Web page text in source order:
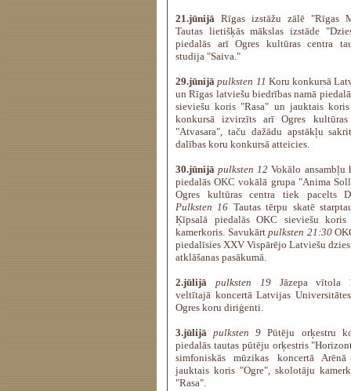
21.jūnijā Rīgas izstāžu zālē "Rīgas
Tautas lietišķās mākslas izstāde
piedalās arī Ogres kultūras centra
studija "Saiva."
29.jūnijā pulksten 11 Koru konkursā
un Rīgas latviešu biedrības namā
sieviešu koris "Rasa" un jauktais
konkursā izvirzīts arī Ogres
"Atvasara", taču dažādu apstākļu
dalības koru konkursā atteicies.
30.jūnijā pulksten 12 Vokālo ansambļu
piedalās OKC vokālā grupa "Anima
Ogres kultūras centra tiek pacelts
Pulksten 16 Tautas tērpu skatē
Ķīpsalā piedalās OKC sieviešu
kamerkoris. Savukārtpulksten 21:30
piedalīsies XXV Vispārējo Latviešu
atklāšanas pasākumā.
2.jūlijā pulksten 19Jāzepa vītola
veltītajā koncertā Latvijas
Ogres koru diriģenti.
3.jūlijā pulksten 9 Pūtēju orķestru
piedalās tautas pūtēju orķestris
simfoniskās mūzikas koncertā
jauktais koris "Ogre", skolotāju
"Rasa".